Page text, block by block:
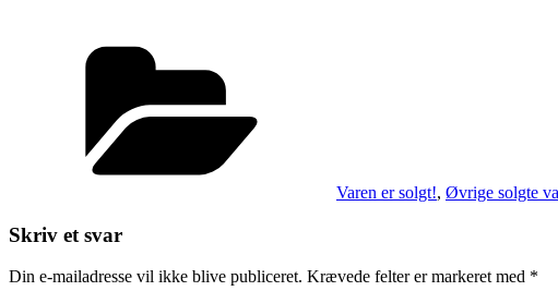
Varen er solgt!, Øvrige solgte
Skriv et svar
Din e-mailadresse vil ikke blive publiceret. Krævede felter er markeret med *